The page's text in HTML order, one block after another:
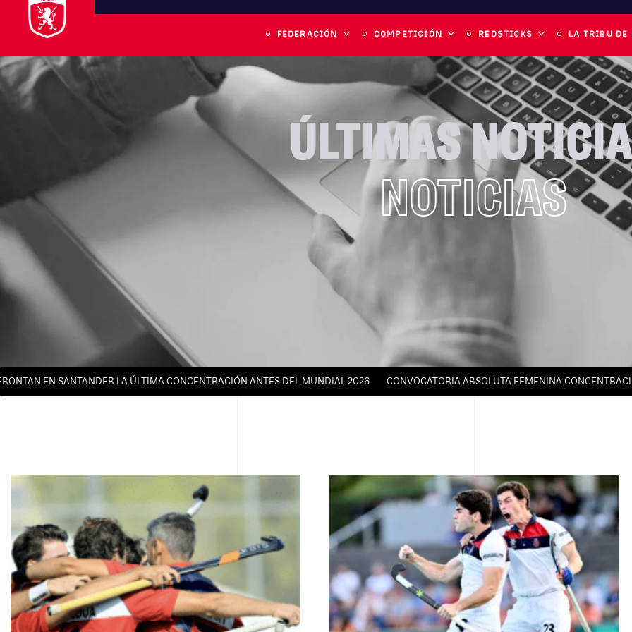
FEDERACIÓN COMPETICIÓN REDSTICKS LA TRIBU DE
ÚLTIMAS
NOTICIAS
EN SANTANDER LA ÚLTIMA CONCENTRACIÓN ANTES DEL MUNDIAL 2026 CONVOCATORIA ABSOLUTA FEMENINA CONCENTRACIÓN